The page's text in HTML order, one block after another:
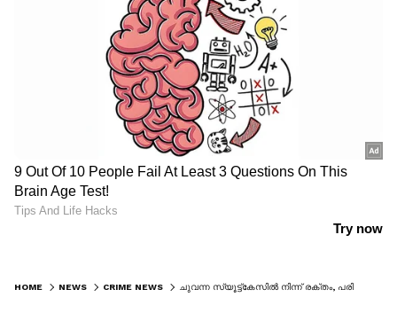
HOME NEWS CRIME NEWS